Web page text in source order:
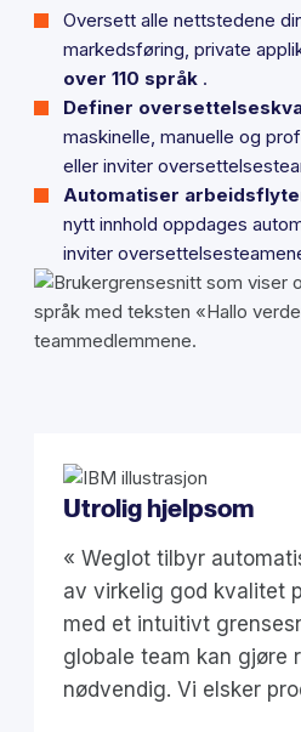
Oversett alle nettstedene
markedsføring, private
over 110 språk .
Definer
maskinelle, manuelle og
eller inviter
Automatiser
nytt innhold oppdages
inviter
Utrolig hjelpsom
« Weglot tilbyr
av virkelig god kvalitet
med et intuitivt
globale team kan gjøre
nødvendig. Vi elsker